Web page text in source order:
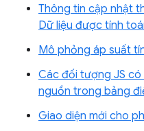
Thông tin cập nhật
Dữ liệu được tính
Mô phỏng áp suất
Các đối tượng JS
nguồn trong bảng
Giao diện mới cho